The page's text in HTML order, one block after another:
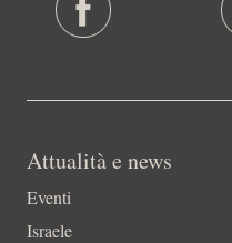
Attualità e news
Eventi
Israele